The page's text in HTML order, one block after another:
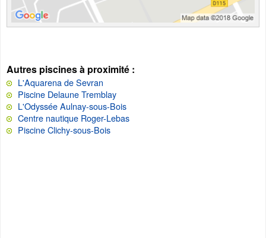
Autres piscines à proximité :
L'Aquarena de Sevran
Piscine Delaune Tremblay
L'Odyssée Aulnay-sous-Bois
Centre nautique Roger-Lebas
Piscine Clichy-sous-Bois